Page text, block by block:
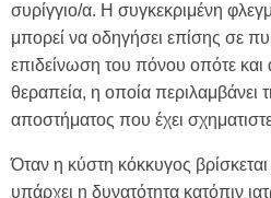
συρίγγιο/α. Η συγκεκριμένη
μπορεί να οδηγήσει επίσης σε
επιδείνωση του πόνου οπότε και
θεραπεία, η οποία περιλαμβάνει
αποστήματος που έχει
Όταν η κύστη κόκκυγος
υπάρχει η δυνατότητα κατόπιν